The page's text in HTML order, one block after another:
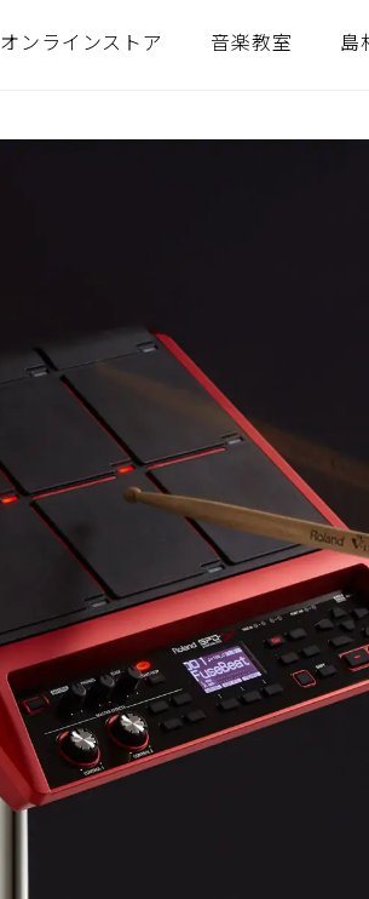
オンラインストア 音楽教室 島